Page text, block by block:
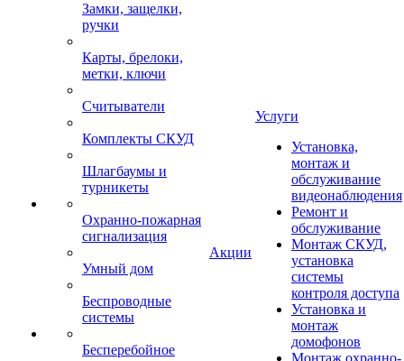
Замки, защелки,
ручки
Карты, брелоки,
метки, ключи
Считыватели
Комплекты СКУД
Шлагбаумы и
турникеты
Охранно-пожарная
сигнализация
Умный дом
Беспроводные
системы
Бесперебойное
Акции
Услуги
Установка,
монтаж и
обслуживание
видеонаблюдения
Ремонт и
обслуживание
Монтаж СКУД,
установка
системы
контроля доступа
Установка и
монтаж
домофонов
Монтаж охранно-